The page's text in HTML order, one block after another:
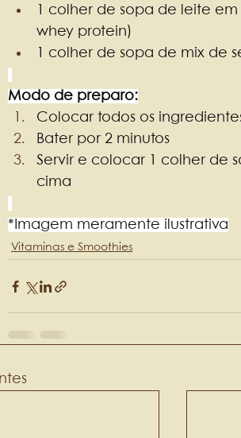
1 colher de sopa de leite
whey protein)
1 colher de sopa de mix de
Modo de preparo:
Colocar todos os
Bater por 2 minutos
Servir e colocar 1 colher de
cima
*Imagem meramente ilustrativa
Vitaminas e Smoothies